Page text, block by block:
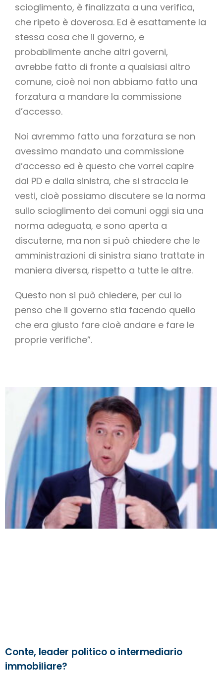
scioglimento, è finalizzata a una verifica,
che ripeto è doverosa. Ed è esattamente la
stessa cosa che il governo, e
probabilmente anche altri governi,
avrebbe fatto di fronte a qualsiasi altro
comune, cioè noi non abbiamo fatto una
forzatura a mandare la commissione
d’accesso.
Noi avremmo fatto una forzatura se non
avessimo mandato una commissione
d’accesso ed è questo che vorrei capire
dal PD e dalla sinistra, che si straccia le
vesti, cioè possiamo discutere se la norma
sullo scioglimento dei comuni oggi sia una
norma adeguata, e sono aperta a
discuterne, ma non si può chiedere che le
amministrazioni di sinistra siano trattate in
maniera diversa, rispetto a tutte le altre.
Questo non si può chiedere, per cui io
penso che il governo stia facendo quello
che era giusto fare cioè andare e fare le
proprie verifiche”.
Conte, leader politico o intermediario
immobiliare?